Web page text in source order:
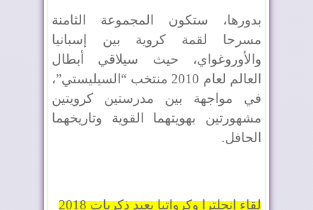
بدورها، ستكون المجموعة الثامنة
مسرحا لقمة كروية بين إسبانيا
والأوروغواي، حيث سيلاقي أبطال
العالم لعام 2010 منتخب “السيليستي”،
في مواجهة بين مدرستين كرويتين
مشهورتين بهويتهما القوية وتاريخهما
الحافل.
لقاء إنجلترا وكرواتيا يعيد ذكريات 2018